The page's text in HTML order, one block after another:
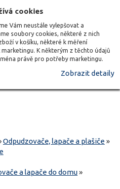
cookies
Vám neustále vylepšovat a
soubory cookies, některé z nich
v košíku, některé k měření
K některým z těchto údajů
právě pro potřeby marketingu.
Zobrazit detaily
Odpudzovače, lapače a plašiče»
a lapače do domu»